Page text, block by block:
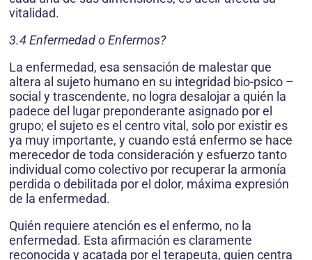
vitalidad.
3.4 Enfermedad o Enfermos?
La enfermedad, esa sensación de malestar que
altera al sujeto humano en su integridad bio-psico –
social y trascendente, no logra desalojar a quién la
padece del lugar preponderante asignado por el
grupo; el sujeto es el centro vital, solo por existir es
ya muy importante, y cuando está enfermo se hace
merecedor de toda consideración y esfuerzo tanto
individual como colectivo por recuperar la armonía
perdida o debilitada por el dolor, máxima expresión
de la enfermedad.
Quién requiere atención es el enfermo, no la
enfermedad. Esta afirmación es claramente
reconocida y acatada por el terapeuta, quien centra